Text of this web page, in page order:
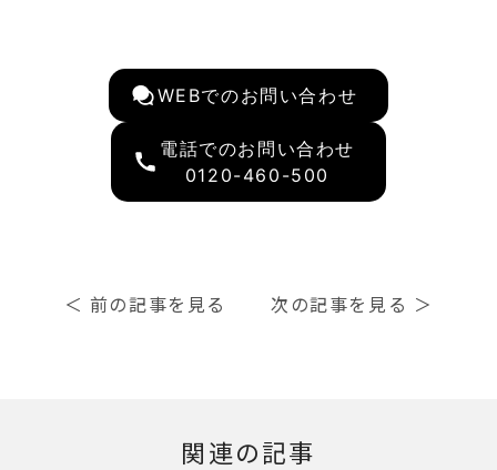
WEBでのお問い合わせ
電話でのお問い合わせ
0120-460-500
＜ 前の記事を見る 次の記事を見る ＞
関連の記事